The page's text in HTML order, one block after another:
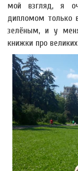
мой взгляд, я
дипломом только
зелёным, и у
книжки про